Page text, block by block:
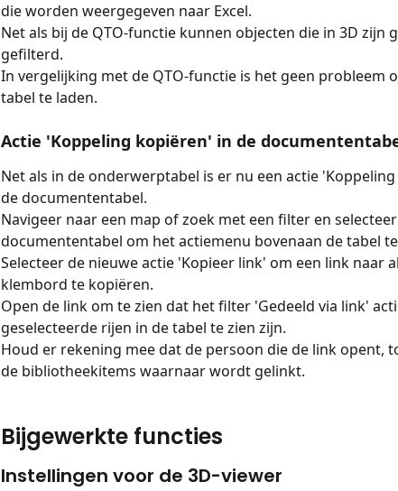
die worden weergegeven naar Excel.
Net als bij de QTO-functie kunnen objecten die in 3D zijn
gefilterd.
In vergelijking met de QTO-functie is het geen probleem
tabel te laden.
Actie 'Koppeling kopiëren' in de
Net als in de onderwerptabel is er nu een actie
de documententabel.
Navigeer naar een map of zoek met een filter en
documententabel om het actiemenu bovenaan de tabel
Selecteer de nieuwe actie 'Kopieer link' om een link naar
klembord te kopiëren.
Open de link om te zien dat het filter 'Gedeeld via link'
geselecteerde rijen in de tabel te zien zijn.
Houd er rekening mee dat de persoon die de link opent,
de bibliotheekitems waarnaar wordt gelinkt.
Bijgewerkte functies
Instellingen voor de 3D-viewer